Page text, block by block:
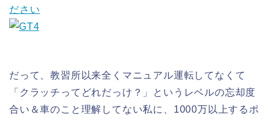
ださい
だって、教習所以来全くマニュアル運転してなくて
「クラッチってどれだっけ？」というレベルの忘却度
合い＆車のこと理解してない私に、1000万以上するポ